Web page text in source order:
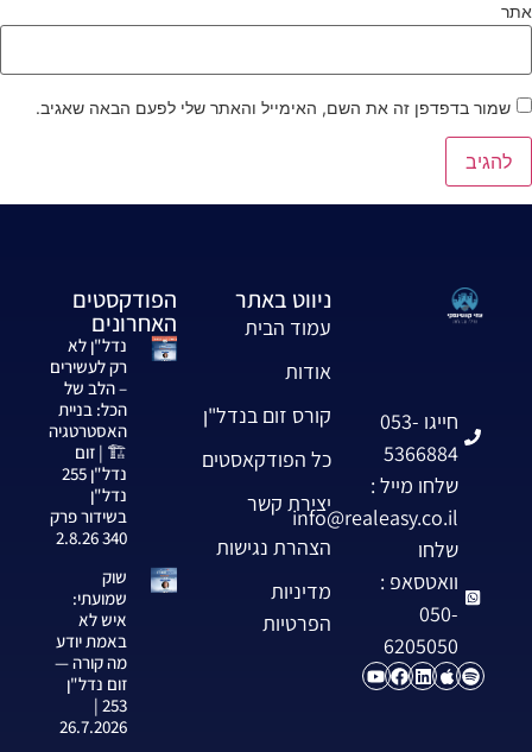
שמור בדפדפן זה את השם, האימייל והאתר שלי לפעם הבאה שאגיב.
חייגו 053-
5366884
שלחו מייל :
info@realeasy.co.il
שלחו
וואטסאפ :
050-
6205050
ניווט באתר
עמוד הבית
אודות
קורס זום בנדל"ן
כל הפודקאסטים
יצירת קשר
הצהרת נגישות
מדיניות
הפרטיות
הפודקסטים
האחרונים
נדל"ן לא
רק לעשירים
– הלב של
הכל: בניית
האסטרטגיה
🏗️ | זום
נדל"ן 255
נדל"ן
בשידור פרק
340 2.8.26
שוק
שמועתי:
איש לא
באמת יודע
מה קורה —
זום נדל"ן
253 |
26.7.2026